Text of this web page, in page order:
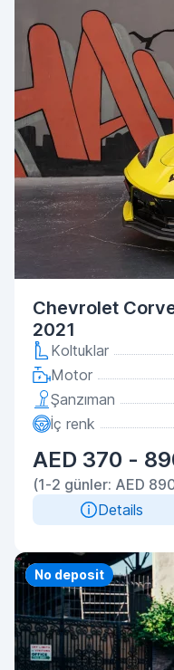
Chevrolet
2021
Koltuklar
Motor
Şanzıman
İç renk
AED 370 -
(1-2 günler: AED
Details
Priority
No deposit